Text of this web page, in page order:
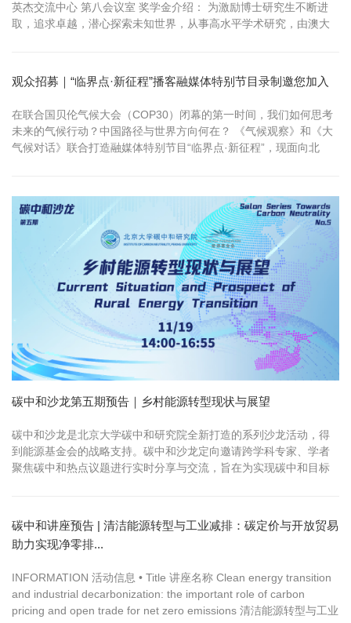
英杰交流中心 第八会议室 奖学金介绍： 为激励博士研究生不断进
取，追求卓越，潜心探索未知世界，从事高水平学术研究，由澳大
大学碳中和研究院副院长、环境科学与工程学院副教授） 唐...
观众招募｜“临界点·新征程”播客融媒体特别节目录制邀您加入
在联合国贝伦气候大会（COP30）闭幕的第一时间，我们如何思考
未来的气候行动？中国路径与世界方向何在？ 《气候观察》和《大
气候对话》联合打造融媒体特别节目“临界点·新征程”，现面向北
二） 14:30—16:20 北京大学全球大学生创新创业中心 （第二教...
碳中和沙龙第五期预告｜乡村能源转型现状与展望
碳中和沙龙是北京大学碳中和研究院全新打造的系列沙龙活动，得
到能源基金会的战略支持。碳中和沙龙定向邀请跨学科专家、学者
聚焦碳中和热点议题进行实时分享与交流，旨在为实现碳中和目标
碳中和讲座预告 | 清洁能源转型与工业减排：碳定价与开放贸易
助力实现净零排...
INFORMATION 活动信息 • Title 讲座名称 Clean energy transition
and industrial decarbonization: the important role of carbon
pricing and open trade for net zero emissions 清洁能源转型与工业